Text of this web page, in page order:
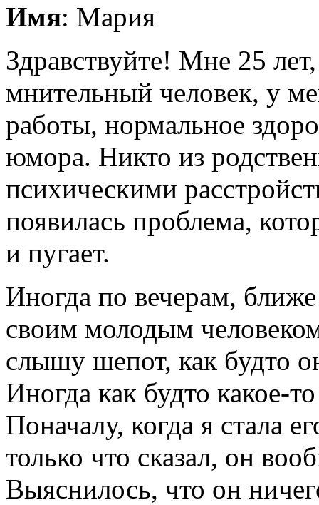
Имя: Мария
Здравствуйте! Мне 25
мнительный человек, у
работы, нормальное
юмора. Никто из
психическими
появилась проблема,
и пугает.
Иногда по вечерам,
своим молодым
слышу шепот, как будто
Иногда как будто какое-
Поначалу, когда я стала
только что сказал, он
Выяснилось, что он